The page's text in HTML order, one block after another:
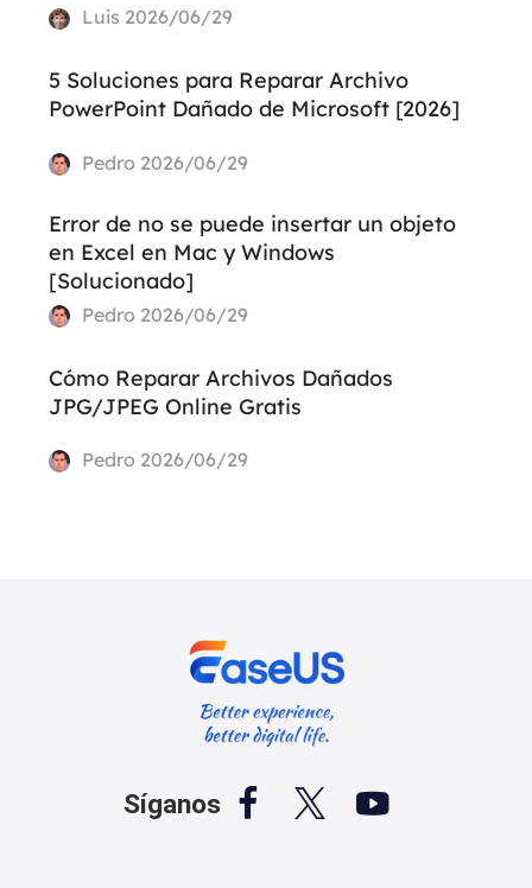
Luis 2026/06/29
5 Soluciones para Reparar Archivo
PowerPoint Dañado de Microsoft [2026]
Pedro 2026/06/29
Error de no se puede insertar un objeto
en Excel en Mac y Windows
[Solucionado]
Pedro 2026/06/29
Cómo Reparar Archivos Dañados
JPG/JPEG Online Gratis
Pedro 2026/06/29
Síganos   